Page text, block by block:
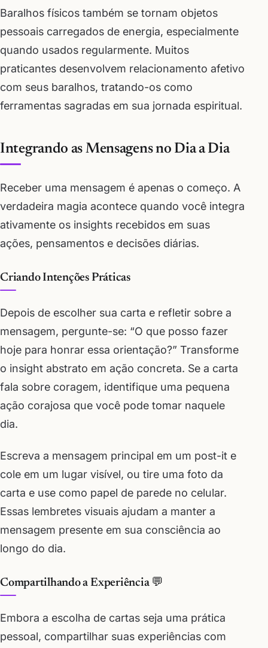
Baralhos físicos também se tornam objetos
pessoais carregados de energia, especialmente
quando usados regularmente. Muitos
praticantes desenvolvem relacionamento afetivo
com seus baralhos, tratando-os como
ferramentas sagradas em sua jornada espiritual.
Integrando as Mensagens no Dia a Dia
Receber uma mensagem é apenas o começo. A
verdadeira magia acontece quando você integra
ativamente os insights recebidos em suas
ações, pensamentos e decisões diárias.
Criando Intenções Práticas
Depois de escolher sua carta e refletir sobre a
mensagem, pergunte-se: “O que posso fazer
hoje para honrar essa orientação?” Transforme
o insight abstrato em ação concreta. Se a carta
fala sobre coragem, identifique uma pequena
ação corajosa que você pode tomar naquele
dia.
Escreva a mensagem principal em um post-it e
cole em um lugar visível, ou tire uma foto da
carta e use como papel de parede no celular.
Essas lembretes visuais ajudam a manter a
mensagem presente em sua consciência ao
longo do dia.
Compartilhando a Experiência 💬
Embora a escolha de cartas seja uma prática
pessoal, compartilhar suas experiências com